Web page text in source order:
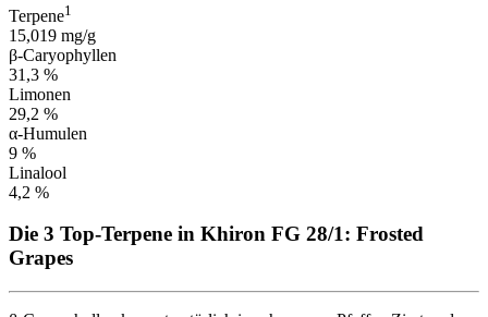
Terpene1
15,019 mg/g
β-Caryophyllen
31,3 %
Limonen
29,2 %
α-Humulen
9 %
Linalool
4,2 %
Die 3 Top-Terpene in Khiron FG 28/1: Frosted
Grapes